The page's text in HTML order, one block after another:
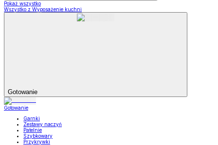
Pokaż wszystko
Wszystko z Wyposażenie kuchni
Gotowanie
Gotowanie
Garnki
Zestawy naczyń
Patelnie
Szybkowary
Przykrywki